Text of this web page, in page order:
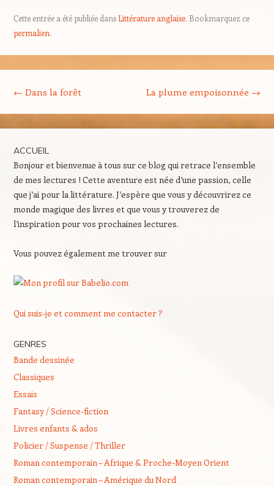
Cette entrée a été publiée dansLittérature anglaise. Bookmarquez ce
permalien.
← Dans la forêt La plume empoisonnée →
ACCUEIL
Bonjour et bienvenue à tous sur ce blog qui retrace l’ensemble
de mes lectures ! Cette aventure est née d’une passion, celle
que j’ai pour la littérature. J’espère que vous y découvrirez ce
monde magique des livres et que vous y trouverez de
l’inspiration pour vos prochaines lectures.
Vous pouvez également me trouver sur
Qui suis-je et comment me contacter ?
GENRES
Bande dessinée
Classiques
Essais
Fantasy / Science-fiction
Livres enfants & ados
Policier / Suspense / Thriller
Roman contemporain – Afrique & Proche-Moyen Orient
Roman contemporain – Amérique du Nord